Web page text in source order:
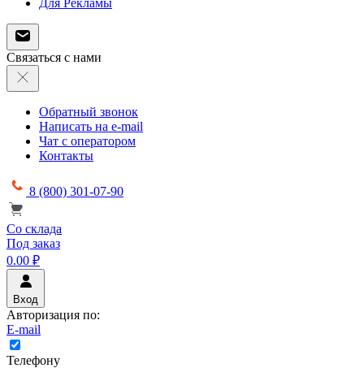
Для Рекламы
Связаться с нами
Обратный звонок
Написать на e-mail
Чат с оператором
Контакты
8 (800) 301-07-90
Со склада
Под заказ
0.00 ₽
Вход
Авторизация по:
E-mail
Телефону